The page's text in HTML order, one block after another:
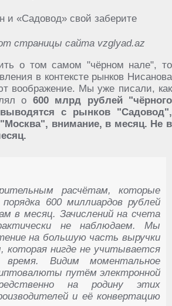
страницы сайта vzglyad.az
о том самом "чёрном нале", то
в контексте рынков Нисанова
воображение. Мы уже писали, как
о 600 млрд рублей "чёрного
с рынков "Садовод",
внимание, в месяц. Не в
расчётам, которые
600 миллиардов рублей
в месяц. Зачислений на счета
не наблюдаем. Мы
на большую часть выручки
которая нигде не учитывается
Видим моментальное
путём электронной
на родину этих
и её конвертацию